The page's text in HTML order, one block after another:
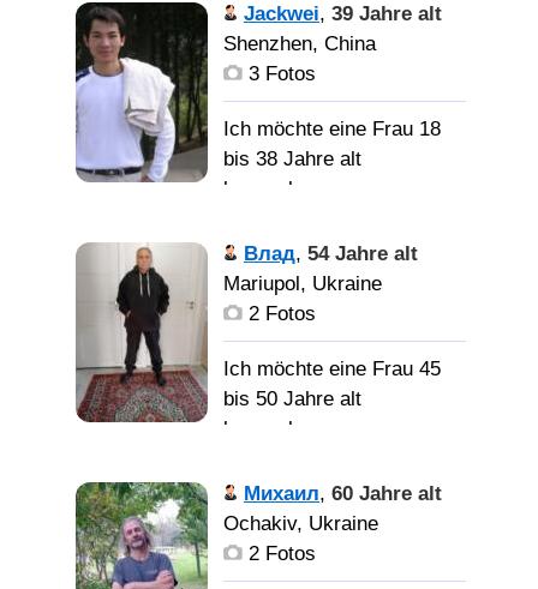
Jackwei, 39 Jahre alt
Shenzhen, China
3 Fotos
Ich möchte eine Frau 18
bis 38 Jahre alt
kennenlernen
I am a
professional foreign trade
sales manager. I am a
with an easy-going
personality. I enjoy sports
such as playing
mountain climbing, or
traveling. Currently, I am
single. No matter which
Влад, 54 Jahre alt
Mariupol, Ukraine
2 Fotos
Ich möchte eine Frau 45
bis 50 Jahre alt
kennenlernen
Нормальный
адекватный с чувством
юмора мужчина.
Михаил, 60 Jahre alt
Ochakiv, Ukraine
2 Fotos